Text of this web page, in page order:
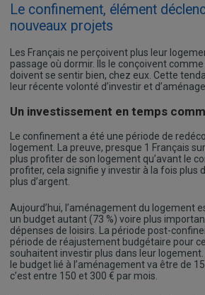
Le confinement, élément
nouveaux projets
Les Français ne perçoivent plus leur
passage où dormir. Ils le conçoivent comme
doivent se sentir bien, chez eux. Cette
leur récente volonté d’investir et
Un investissement en temps
Le confinement a été une période de
logement. La preuve, presque 1 Français
plus profiter de son logement qu’avant le
profiter, cela signifie y investir à la fois plus
plus d’argent.
Aujourd’hui, l’aménagement du logement
un budget autant (73 %) voire plus
dépenses de loisirs. La période post-
période de réajustement budgétaire pour
souhaitent investir plus dans leur logement.
le budget lié à l’aménagement va être de
c’est entre 150 et 300 € par mois.